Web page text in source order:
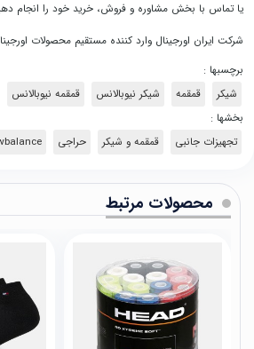
یا تماس با بخش مشاوره و فروش، خرید خود را انجام
شرکت ایران اورجینال وارد کننده مستقیم محصولات
برچسبها :
شیکر
قمقمه شیکر نیوبالانس قمقمه نیوبالانس
بخشها :
تجهیزات جانبی
قمقمه و شیکر حراجی
محصولات مرتبط